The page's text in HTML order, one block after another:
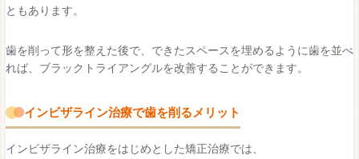
ともあります。
歯を削って形を整えた後で、できたスペースを埋めるように歯を並べ
れば、ブラックトライアングルを改善することができます。
インビザライン治療で歯を削るメリット
インビザライン治療をはじめとした矯正治療では、